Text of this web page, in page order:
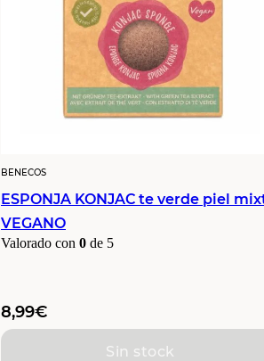
BENECOS
ESPONJA KONJAC te verde piel
VEGANO
Valorado con 0 de 5
8,99€
Sin stock